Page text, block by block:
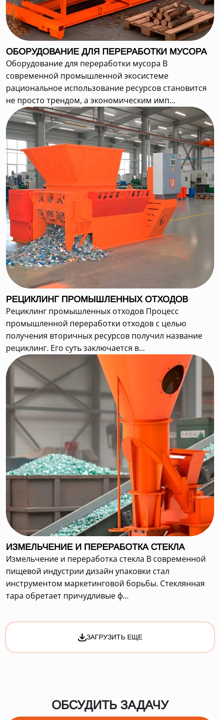
ОБОРУДОВАНИЕ ДЛЯ ПЕРЕРАБОТКИ МУСОРА
Оборудование для переработки мусора В
современной промышленной экосистеме
рациональное использование ресурсов становится
не просто трендом, а экономическим имп...
РЕЦИКЛИНГ ПРОМЫШЛЕННЫХ ОТХОДОВ
Рециклинг промышленных отходов Процесс
промышленной переработки отходов с целью
получения вторичных ресурсов получил название
рециклинг. Его суть заключается в...
ИЗМЕЛЬЧЕНИЕ И ПЕРЕРАБОТКА СТЕКЛА
Измельчение и переработка стекла В современной
пищевой индустрии дизайн упаковки стал
инструментом маркетинговой борьбы. Стеклянная
тара обретает причудливые ф...
ЗАГРУЗИТЬ ЕЩЕ
ОБСУДИТЬ ЗАДАЧУ